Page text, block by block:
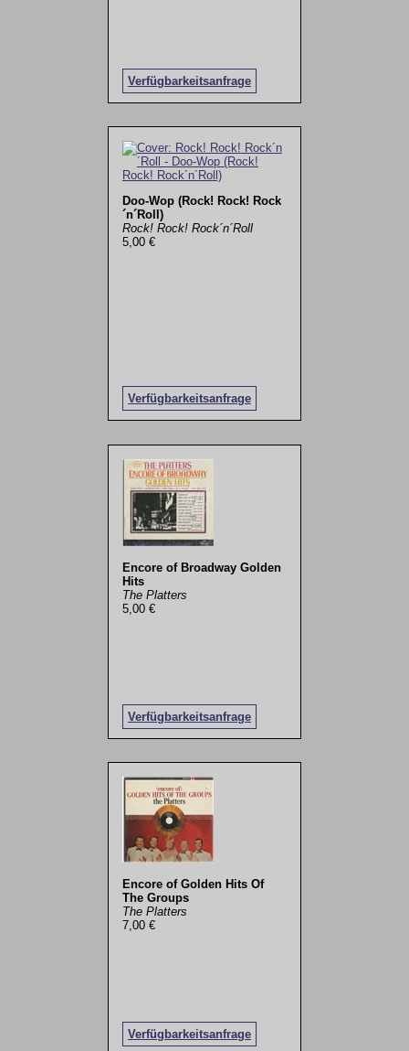
Verfügbarkeitsanfrage
Doo-Wop (Rock! Rock! Rock
´n´Roll)
Rock! Rock! Rock´n´Roll
5,00 €
Verfügbarkeitsanfrage
Encore of Broadway Golden
Hits
The Platters
5,00 €
Verfügbarkeitsanfrage
Encore of Golden Hits Of
The Groups
The Platters
7,00 €
Verfügbarkeitsanfrage